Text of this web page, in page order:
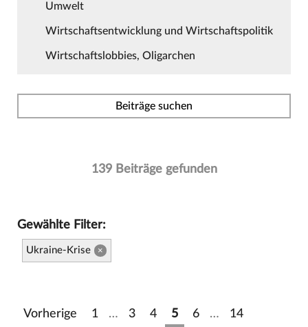
Umwelt
Wirtschaftsentwicklung und Wirtschaftspolitik
Wirtschaftslobbies, Oligarchen
Beiträge suchen
139 Beiträge gefunden
Gewählte Filter:
Ukraine-Krise ×
Vorherige 1 … 3 4 5 6 … 14